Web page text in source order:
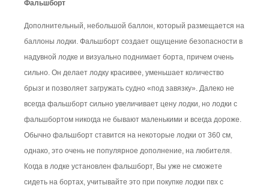
Фальшборт
Дополнительный, небольшой баллон, который размещается на
баллоны лодки. Фальшборт создает ощущение безопасности в
надувной лодке и визуально поднимает борта, причем очень
сильно. Он делает лодку красивее, уменьшает количество
брызг и позволяет загружать судно «под завязку». Далеко не
всегда фальшборт сильно увеличивает цену лодки, но лодки с
фальшбортом никогда не бывают маленькими и всегда дороже.
Обычно фальшборт ставится на некоторые лодки от 360 см,
однако, это очень не популярное дополнение, на любителя.
Когда в лодке установлен фальшборт, Вы уже не сможете
сидеть на бортах, учитывайте это при покупке лодки пвх с